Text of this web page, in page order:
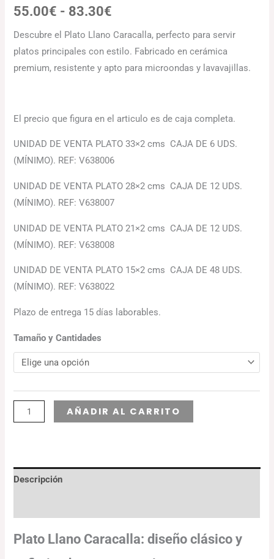
55.00€ - 83.30€
Descubre el Plato Llano Caracalla, perfecto para servir
platos principales con estilo. Fabricado en cerámica
premium, resistente y apto para microondas y lavavajillas.
El precio que figura en el articulo es de caja completa.
UNIDAD DE VENTA PLATO 33×2 cms CAJA DE 6 UDS.
(MÍNIMO). REF: V638006
UNIDAD DE VENTA PLATO 28×2 cms CAJA DE 12 UDS.
(MÍNIMO). REF: V638007
UNIDAD DE VENTA PLATO 21×2 cms CAJA DE 12 UDS.
(MÍNIMO). REF: V638008
UNIDAD DE VENTA PLATO 15×2 cms CAJA DE 48 UDS.
(MÍNIMO). REF: V638022
Plazo de entrega 15 días laborables.
Tamaño y Cantidades
AÑADIR AL CARRITO
Descripción
Plato Llano Caracalla: diseño clásico y